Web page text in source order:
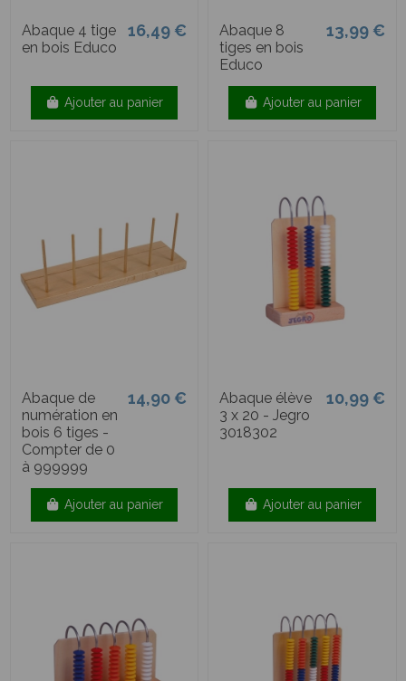
Abaque 4 tige
en bois Educo
16,49 €
Ajouter au panier
Abaque 8
tiges en bois
Educo
13,99 €
Ajouter au panier
Abaque de
numération en
bois 6 tiges -
Compter de 0
à 999999
14,90 €
Ajouter au panier
Abaque élève
3 x 20 - Jegro
3018302
10,99 €
Ajouter au panier